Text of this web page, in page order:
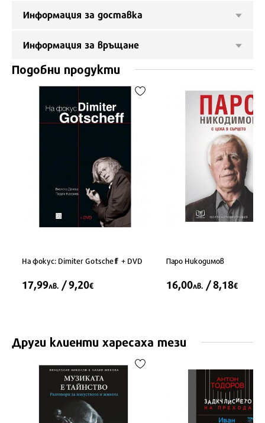
Информация за доставка
Информация за връщане
Подобни продукти
На фокус: Dimiter Gotscheff + DVD
17,99лв. / 9,20€
Паро Никодимов
16,00лв. / 8,18€
Други клиенти харесаха тези